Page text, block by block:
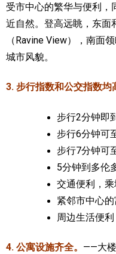
受市中心的繁华与便利，
近自然。登高远眺，东面
（Ravine View），南面
城市风貌。
3. 步行指数和公交指数均
步行2分钟即
步行6分钟可
步行7分钟可
5分钟到多伦
交通便利，
紧邻市中心
周边生活便
4. 公寓设施齐全。 ——大